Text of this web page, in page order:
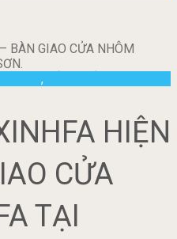
BÀN GIAO CỬA NHÔM
,
HIỆN
CỬA
TẠI